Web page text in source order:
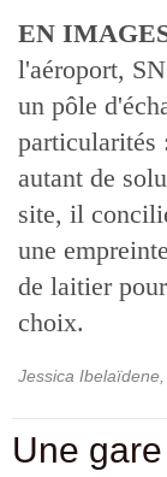
EN
l'aéroport,
un pôle
particularités
autant de
site, il
une
de laitier
choix.
Jessica Ibelaïdene
Une